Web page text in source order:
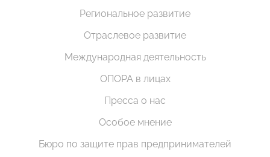
Региональное развитие
Отраслевое развитие
Международная деятельность
ОПОРА в лицах
Пресса о нас
Особое мнение
Бюро по защите прав предпринимателей